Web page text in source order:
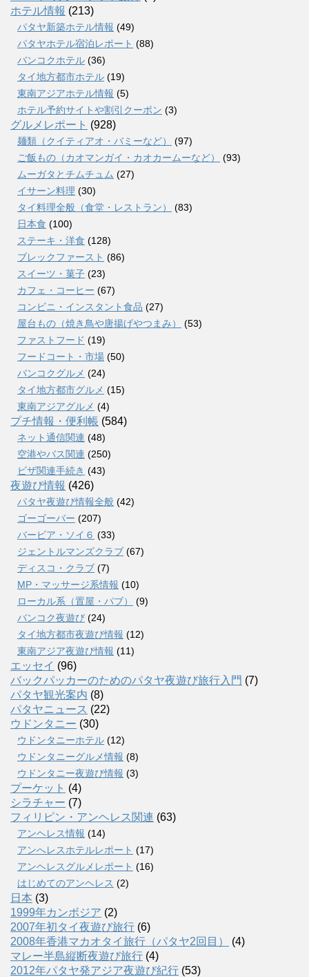
ホテル情報 (213)
パタヤ新築ホテル情報 (49)
パタヤホテル宿泊レポート (88)
バンコクホテル (36)
タイ地方都市ホテル (19)
東南アジアホテル情報 (5)
ホテル予約サイトや割引クーポン (3)
グルメレポート (928)
麺類（クイティアオ・バミーなど）
(97)
ご飯もの（カオマンガイ・カオカームーなど）
(93)
ムーガタとチムチュム (27)
イサーン料理 (30)
タイ料理全般（食堂・レストラン）
(83)
日本食 (100)
ステーキ・洋食 (128)
ブレックファースト (86)
スイーツ・菓子 (23)
カフェ・コーヒー (67)
コンビニ・インスタント食品 (27)
屋台もの（焼き鳥や唐揚げやつまみ）
(53)
ファストフード (19)
フードコート・市場 (50)
バンコクグルメ (24)
タイ地方都市グルメ (15)
東南アジアグルメ (4)
プチ情報・便利帳 (584)
ネット通信関連 (48)
空港やバス関連 (250)
ビザ関連手続き (43)
夜遊び情報 (426)
パタヤ夜遊び情報全般 (42)
ゴーゴーバー (207)
バービア・ソイ６ (33)
ジェントルマンズクラブ (67)
ディスコ・クラブ (7)
MP・マッサージ系情報 (10)
ローカル系（置屋・パブ）
(9)
バンコク夜遊び (24)
タイ地方都市夜遊び情報 (12)
東南アジア夜遊び情報 (11)
エッセイ (96)
バックパッカーのためのパタヤ夜遊び旅行入門 (7)
パタヤ観光案内 (8)
パタヤニュース (22)
ウドンタニー (30)
ウドンタニーホテル (12)
ウドンタニーグルメ情報 (8)
ウドンタニー夜遊び情報 (3)
プーケット (4)
シラチャー (7)
フィリピン・アンヘレス関連 (63)
アンヘレス情報 (14)
アンへレスホテルレポート (17)
アンヘレスグルメレポート (16)
はじめてのアンヘレス (2)
日本 (3)
1999年カンボジア (2)
2007年初タイ夜遊び旅行 (6)
2008年香港マカオタイ旅行（パタヤ2回目）
(4)
マレー半島縦断夜遊び旅行 (4)
2012年パタヤ発アジア夜遊び紀行 (53)